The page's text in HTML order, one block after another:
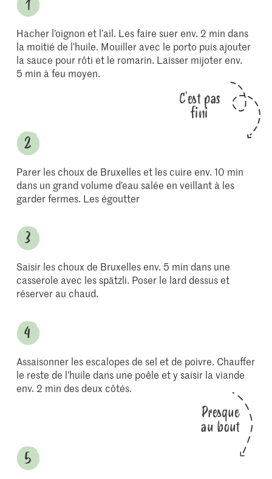
Hacher l’oignon et l’ail. Les faire suer env. 2 min dans
la moitié de l’huile. Mouiller avec le porto puis ajouter
la sauce pour rôti et le romarin. Laisser mijoter env.
5 min à feu moyen.
C'est pas
fini
Parer les choux de Bruxelles et les cuire env. 10 min
dans un grand volume d’eau salée en veillant à les
garder fermes. Les égoutter
Saisir les choux de Bruxelles env. 5 min dans une
casserole avec les spätzli. Poser le lard dessus et
réserver au chaud.
Assaisonner les escalopes de sel et de poivre. Chauffer
le reste de l’huile dans une poêle et y saisir la viande
env. 2 min des deux côtés.
Presque
au bout